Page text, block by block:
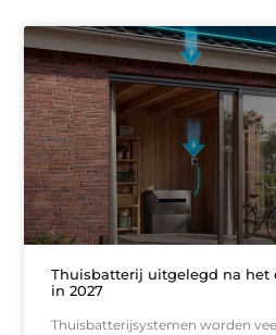
Thuisbatterij uitgelegd na het
in 2027
Thuisbatterijsystemen worden